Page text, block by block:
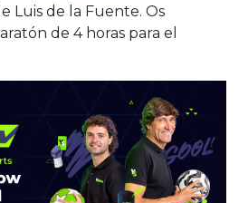
Luis de la Fuente. Os
de 4 horas para el